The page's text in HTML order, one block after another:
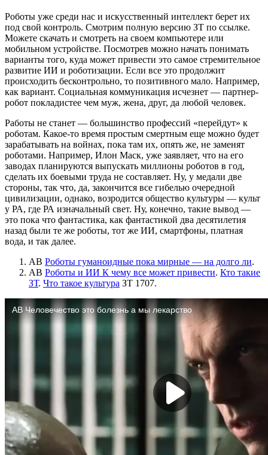
Роботы уже среди нас и искусственный интеллект берет их
под свой контроль. Смотрим полную версию ЗТ по ссылке.
Можете скачать и смотреть на своем компьютере или
мобильном устройстве. Посмотрев можно начать понимать
варианты того, куда может привести это самое стремительное
развитие ИИ и роботизации. Если все это продолжит
происходить бесконтрольно, то позитивного мало. Например,
как вариант. Социальная коммуникация исчезнет — партнер-
робот покладистее чем муж, жена, друг, да любой человек.
Работы не станет — большинство профессий «перейдут» к
роботам. Какое-то время простым смертным еще можно будет
зарабатывать на войнах, пока там их, опять же, не заменят
роботами. Например, Илон Маск, уже заявляет, что на его
заводах планируются выпускать миллионы роботов в год,
сделать их боевыми труда не составляет. Ну, у медали две
стороны, так что, да, закончится все гибелью очередной
цивилизации, однако, возродится общество культуры — культ
у РА, где РА изначальный свет. Ну, конечно, такие вывод —
это пока что фантастика, как фантастикой два десятилетия
назад были те же роботы, тот же ИИ, смартфоны, платная
вода, и так далее.
АВ Роботы гуманоидные пока мирные — на долго ли.
АВ Роботы и ИИ К чему все может привести. Кто такие
ЗТ. Что такое культура ЗТ 1707.